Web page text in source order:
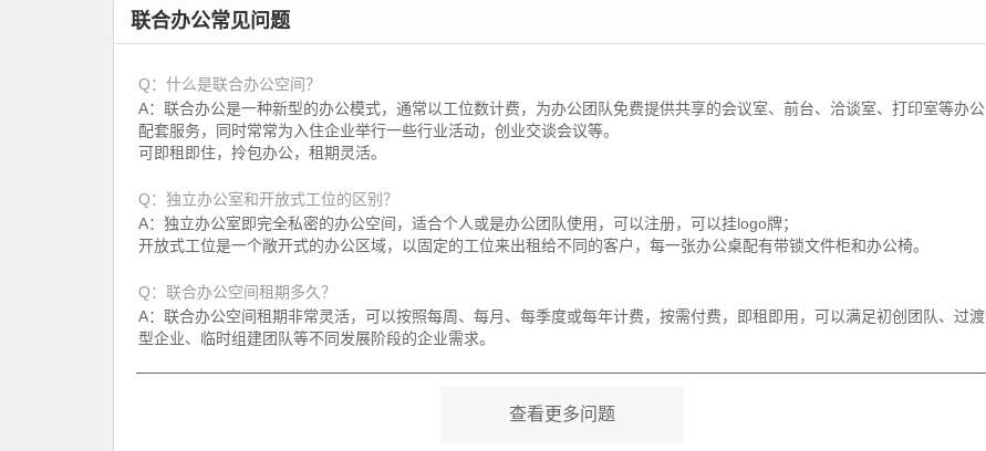
联合办公常见问题
Q：什么是联合办公空间？
A：联合办公是一种新型的办公模式，通常以工位数计费，为办公团队免费提供共享的会议室、前台、洽谈室、打印室等办公
配套服务，同时常常为入住企业举行一些行业活动，创业交谈会议等。
可即租即住，拎包办公，租期灵活。
Q：独立办公室和开放式工位的区别？
A：独立办公室即完全私密的办公空间，适合个人或是办公团队使用，可以注册，可以挂logo牌；
开放式工位是一个敞开式的办公区域，以固定的工位来出租给不同的客户，每一张办公桌配有带锁文件柜和办公椅。
Q：联合办公空间租期多久？
A：联合办公空间租期非常灵活，可以按照每周、每月、每季度或每年计费，按需付费，即租即用，可以满足初创团队、过渡
型企业、临时组建团队等不同发展阶段的企业需求。
查看更多问题